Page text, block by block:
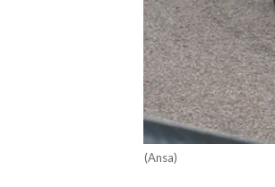
SERVIZI ALLE IMPRESE
(Ansa)